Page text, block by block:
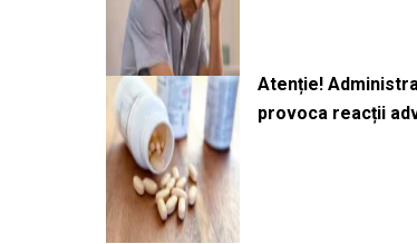
Atenție!
provoca reacții